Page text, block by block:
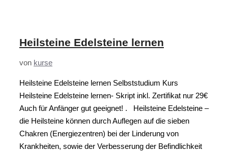
Heilsteine Edelsteine lernen
von kurse
Heilsteine Edelsteine lernen Selbststudium Kurs
Heilsteine Edelsteine lernen- Skript inkl. Zertifikat nur 29€
Auch für Anfänger gut geeignet! . Heilsteine Edelsteine –
die Heilsteine können durch Auflegen auf die sieben
Chakren (Energiezentren) bei der Linderung von
Krankheiten, sowie der Verbesserung der Befindlichkeit